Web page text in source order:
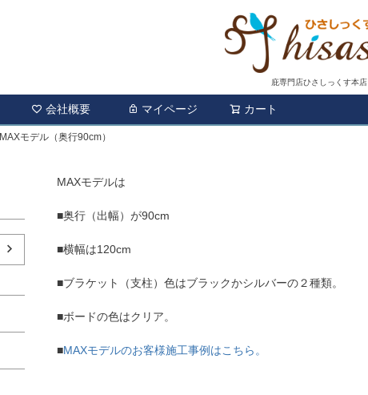
庇専門店ひさしっくす本店
会社概要 マイページ カート
MAXモデル（奥行90cm）
MAXモデルは
■奥行（出幅）が90cm
■横幅は120cm
■ブラケット（支柱）色はブラックかシルバーの２種類。
■ボードの色はクリア。
■MAXモデルのお客様施工事例はこちら。